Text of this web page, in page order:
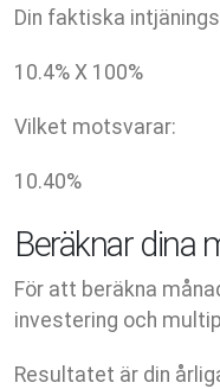
Din faktiska
10.4% X 100%
Vilket motsvarar:
10.40%
Beräknar dina
För att beräkna
investering och
Resultatet är din